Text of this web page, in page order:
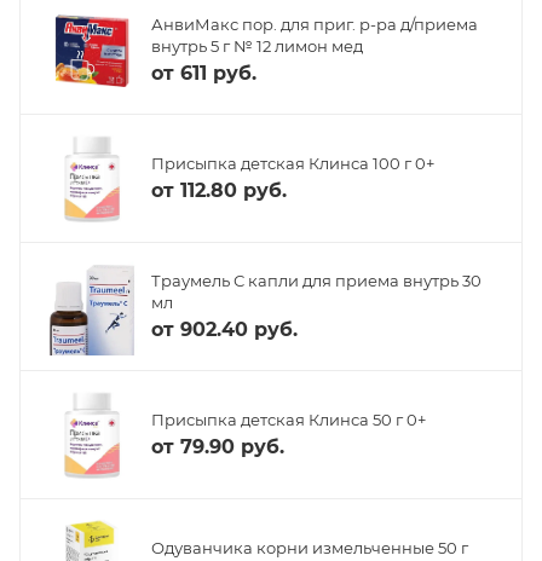
АнвиМакс пор. для приг. р-ра д/приема
внутрь 5 г № 12 лимон мед
от 611 руб.
Присыпка детская Клинса 100 г 0+
от 112.80 руб.
Траумель С капли для приема внутрь 30
мл
от 902.40 руб.
Присыпка детская Клинса 50 г 0+
от 79.90 руб.
Одуванчика корни измельченные 50 г